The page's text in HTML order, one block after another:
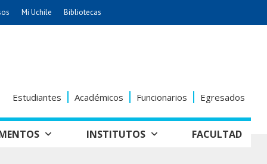
Cs. Sociales
Economía y Negocios
Mi Uchile Bibliotecas
Estudiantes Académicos Funcionarios Egresados
INSTITUTOS
FACULTAD